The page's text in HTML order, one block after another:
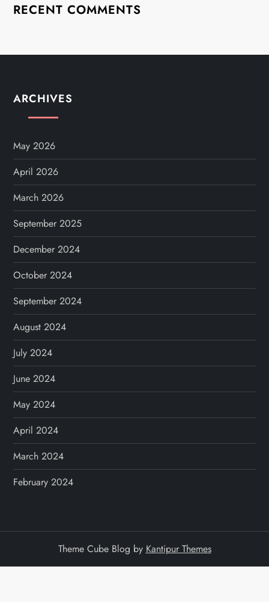
o
n
RECENT COMMENTS
ARCHIVES
May 2026
April 2026
March 2026
September 2025
December 2024
October 2024
September 2024
August 2024
July 2024
June 2024
May 2024
April 2024
March 2024
February 2024
Theme Cube Blog by Kantipur Themes